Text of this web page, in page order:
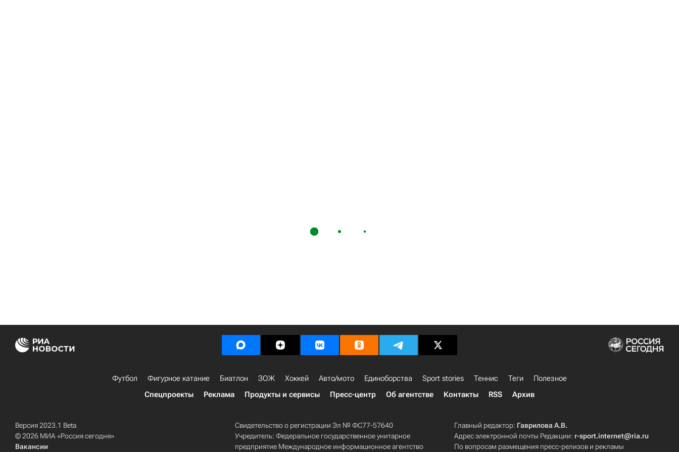
Футбол Фигурное катание Биатлон ЗОЖ Хоккей Авто/мото Единоборства Sport stories Теннис Теги
Полезное
Спецпроекты
Реклама Продукты и сервисы Пресс-центр Об агентстве Контакты RSS Архив
Версия 2023.1 Beta
© 2026 МИА «Россия сегодня»
Вакансии
Свидетельство о регистрации Эл № ФС77-57640
Учредитель: Федеральное государственное унитарное
предприятие Международное информационное агентство
Главный редактор: Гаврилова А.В.
Адрес электронной почты Редакции: r-sport.internet@ria.ru
По вопросам размещения пресс-релизов и рекламы